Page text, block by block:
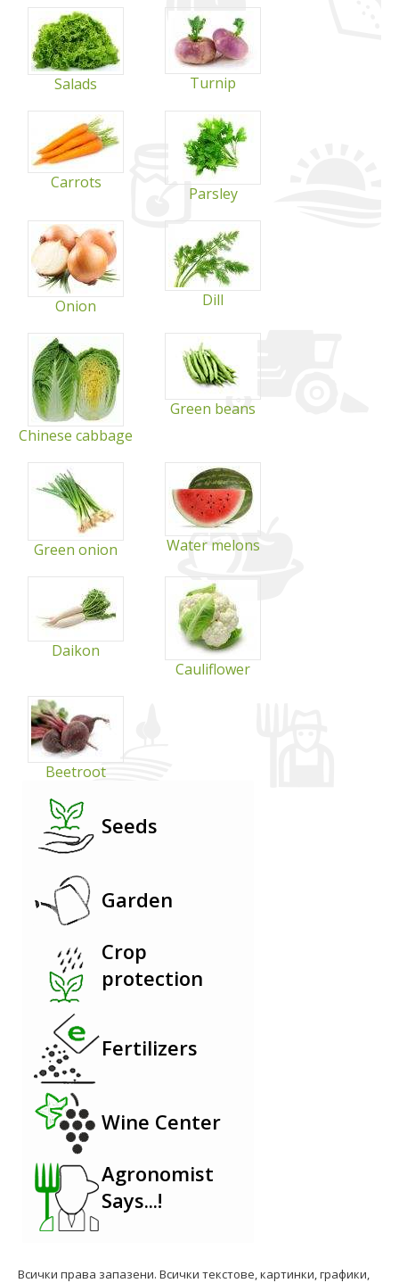
Salads Turnip
Carrots
Parsley
Onion Dill
Chinese cabbage
Green beans
Green onion Water melons
Daikon
Cauliflower
Beetroot
Seeds
Garden
Crop
protection
Fertilizers
Wine Center
Agronomist
Says...!
Всички права запазени. Всички текстове, картинки, графики,